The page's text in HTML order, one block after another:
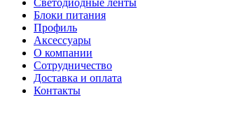
Светодиодные ленты
Блоки питания
Профиль
Аксессуары
О компании
Сотрудничество
Доставка и оплата
Контакты